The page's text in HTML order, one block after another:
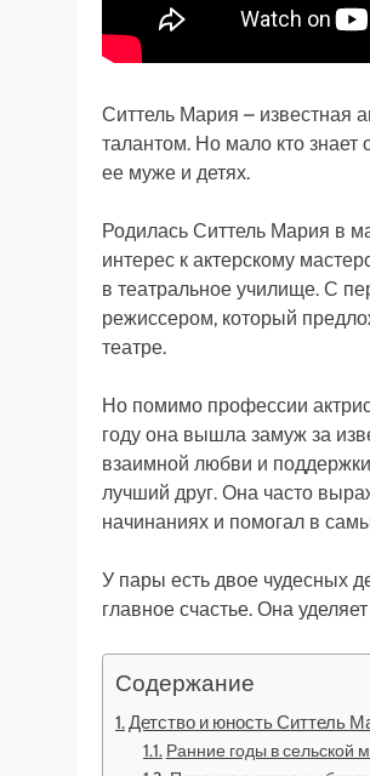
Ситтель Мария – известная
талантом. Но мало кто
ее муже и детях.
Родилась Ситтель Мария в
интерес к актерскому
в театральное училище. С
режиссером, который
театре.
Но помимо профессии
году она вышла замуж за
взаимной любви и
лучший друг. Она часто
начинаниях и помогал в
У пары есть двое чудесных
главное счастье. Она
Содержание
Детство и юность Ситтель
Ранние годы в сельской